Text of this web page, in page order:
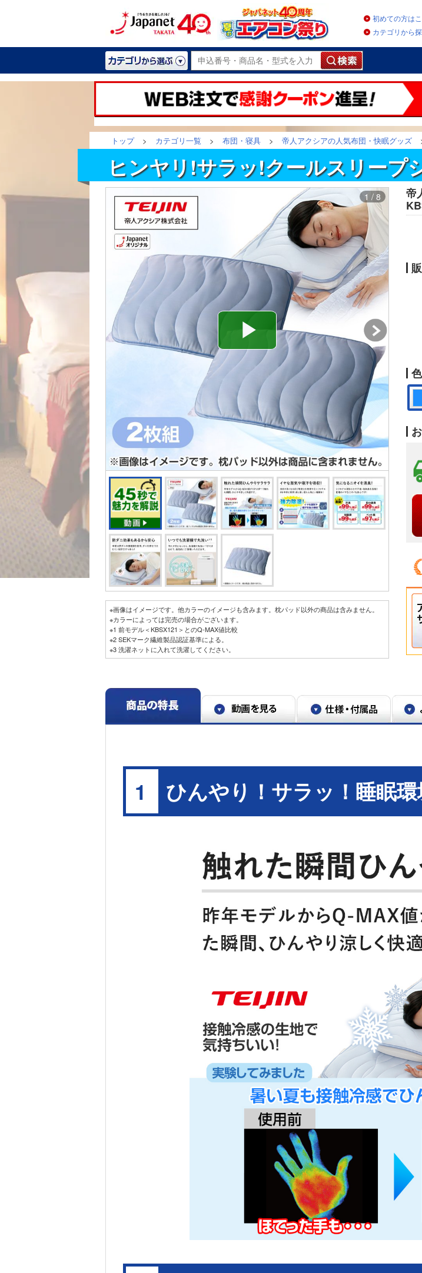
初めての方は
カテゴリから
トップ > カテゴリ一覧 > 布団・寝具 > 帝人アクシアの人気布団・快眠グッズ
ヒンヤリ!サラッ!クールスリープ
1 / 8
※画像はイメージです。他カラーのイメージも含みます。枕パッド以外の商品は含みません。
※カラーによっては完売の場合がございます。
※1 前モデル＜KBSX121＞とのQ‐MAX値比較
※2 SEKマーク繊維製品認証基準による。
※3 洗濯ネットに入れて洗濯してください。
帝
1 ひんやり！サラッ！睡眠